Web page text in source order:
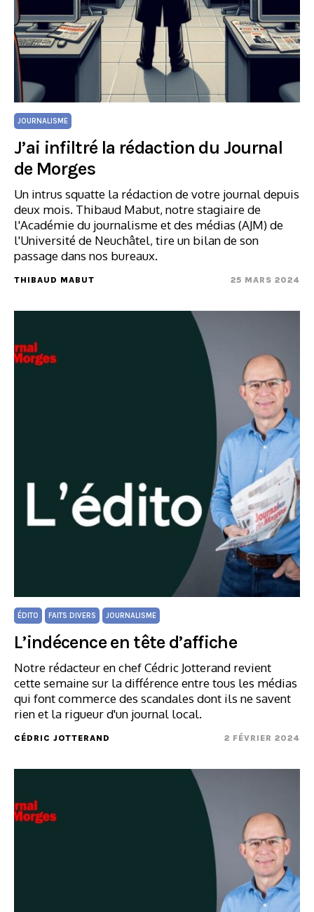
JOURNALISME
J’ai infiltré la rédaction du Journal
de Morges
Un intrus squatte la rédaction de votre journal depuis
deux mois. Thibaud Mabut, notre stagiaire de
l'Académie du journalisme et des médias (AJM) de
l'Université de Neuchâtel, tire un bilan de son
passage dans nos bureaux.
THIBAUD MABUT 25 MARS 2024
ÉDITO FAITS DIVERS JOURNALISME
L’indécence en tête d’affiche
Notre rédacteur en chef Cédric Jotterand revient
cette semaine sur la différence entre tous les médias
qui font commerce des scandales dont ils ne savent
rien et la rigueur d'un journal local.
CÉDRIC JOTTERAND 2 FÉVRIER 2024